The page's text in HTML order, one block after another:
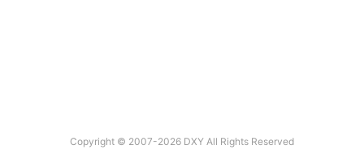
Copyright © 2007-2026 DXY All Rights Reserved